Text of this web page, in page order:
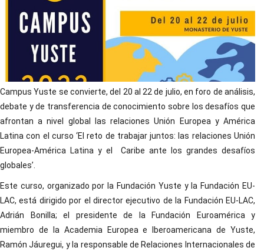
Campus Yuste se convierte, del 20 al 22 de julio, en foro de análisis,
debate y de transferencia de conocimiento sobre los desafíos que
afrontan a nivel global las relaciones Unión Europea y América
Latina con el curso ‘El reto de trabajar juntos: las relaciones Unión
Europea-América Latina y el Caribe ante los grandes desafíos
globales’.
Este curso, organizado por la Fundación Yuste y la Fundación EU-
LAC, está dirigido por el director ejecutivo de la Fundación EU-LAC,
Adrián Bonilla; el presidente de la Fundación Euroamérica y
miembro de la Academia Europea e Iberoamericana de Yuste,
Ramón Jáuregui, y la responsable de Relaciones Internacionales de